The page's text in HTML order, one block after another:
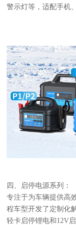
警示灯等，适配手机
四、启停电源系列：
专注于为车辆提供高
程车型开发了定制化
轻卡启停锂电和12V启